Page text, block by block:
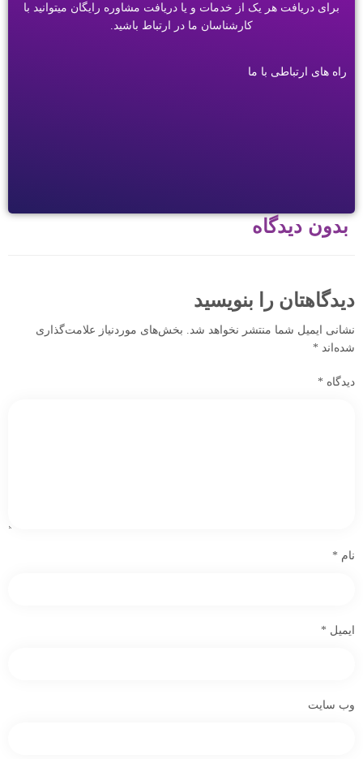
برای دریافت هر یک از خدمات و یا دریافت مشاوره رایگان میتوانید با
کارشناسان ما در ارتباط باشید.
راه های ارتباطی با ما
بدون دیدگاه
دیدگاهتان را بنویسید
نشانی ایمیل شما منتشر نخواهد شد.
بخش‌های موردنیاز علامت‌گذاری
شده‌اند *
دیدگاه *
نام *
ایمیل *
وب‌ سایت